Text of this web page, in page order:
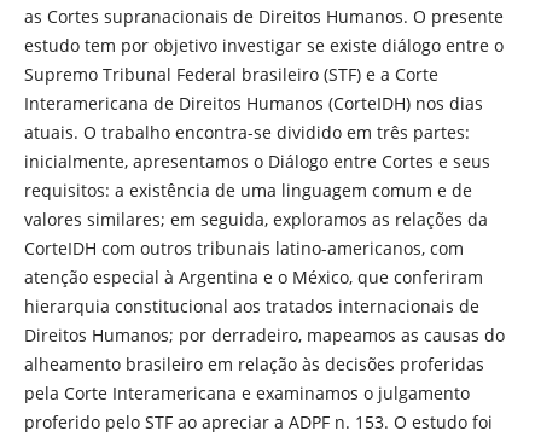
as Cortes supranacionais de Direitos Humanos. O presente
estudo tem por objetivo investigar se existe diálogo entre o
Supremo Tribunal Federal brasileiro (STF) e a Corte
Interamericana de Direitos Humanos (CorteIDH) nos dias
atuais. O trabalho encontra-se dividido em três partes:
inicialmente, apresentamos o Diálogo entre Cortes e seus
requisitos: a existência de uma linguagem comum e de
valores similares; em seguida, exploramos as relações da
CorteIDH com outros tribunais latino-americanos, com
atenção especial à Argentina e o México, que conferiram
hierarquia constitucional aos tratados internacionais de
Direitos Humanos; por derradeiro, mapeamos as causas do
alheamento brasileiro em relação às decisões proferidas
pela Corte Interamericana e examinamos o julgamento
proferido pelo STF ao apreciar a ADPF n. 153. O estudo foi